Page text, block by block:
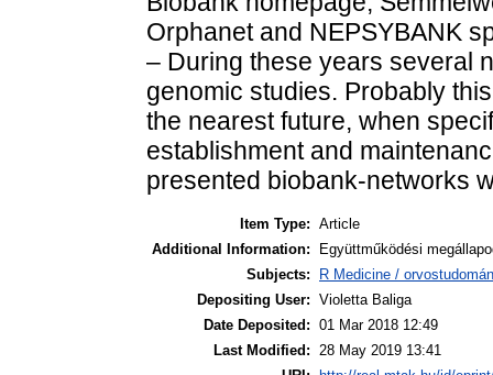
Orphanet and NEPSYBANK
– During these years several
genomic studies. Probably
the nearest future, when
establishment and
presented biobank-networks
Item Type: Article
Additional Information:
Együttműködési
Subjects:
R Medicine /
Depositing User: Violetta Baliga
Date Deposited: 01 Mar 2018 12:49
Last Modified:
28 May 2019 13:41